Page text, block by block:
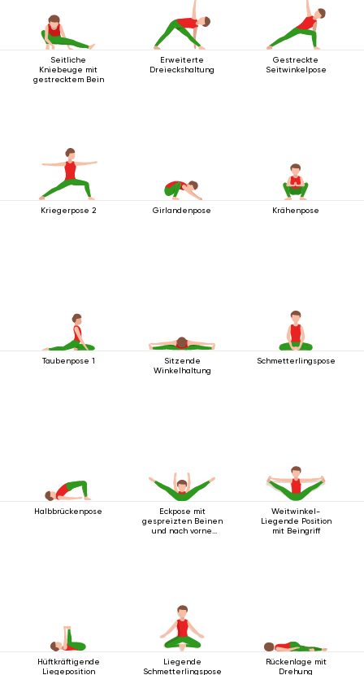
Seitliche
Kniebeuge mit
gestrecktem Bein
Erweiterte
Dreieckshaltung
Gestreckte
Seitwinkelpose
Kriegerpose 2 Girlandenpose Krähenpose
Taubenpose 1
Sitzende
Winkelhaltung
Schmetterlingspose
Halbbrückenpose
Eckpose mit
gespreizten Beinen
und nach vorne
Weitwinkel-
Liegende Position
mit Beingriff
Hüftkräftigende
Liegeposition
Liegende
Schmetterlingspose
Rückenlage mit
Drehung